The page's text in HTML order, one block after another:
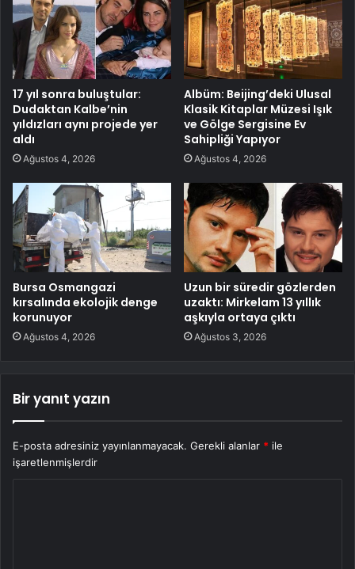
17 yıl sonra buluştular:
Dudaktan Kalbe’nin
yıldızları aynı projede yer
aldı
Ağustos 4, 2026
Albüm: Beijing’deki Ulusal
Klasik Kitaplar Müzesi Işık
ve Gölge Sergisine Ev
Sahipliği Yapıyor
Ağustos 4, 2026
Bursa Osmangazi
kırsalında ekolojik denge
korunuyor
Ağustos 4, 2026
Uzun bir süredir gözlerden
uzaktı: Mirkelam 13 yıllık
aşkıyla ortaya çıktı
Ağustos 3, 2026
Bir yanıt yazın
E-posta adresiniz yayınlanmayacak. Gerekli alanlar * ile
işaretlenmişlerdir